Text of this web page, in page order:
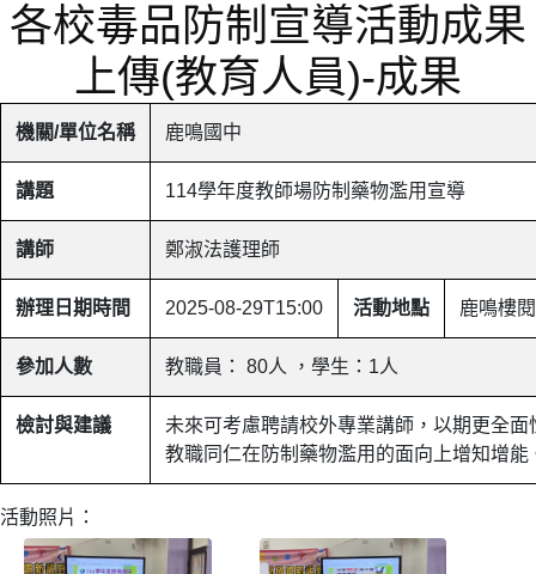
各校毒品防制宣導活動成果
上傳(教育人員)-成果
機關/單位名稱 鹿鳴國中
講題 114學年度教師場防制藥物濫用宣導
講師 鄭淑法護理師
辦理日期時間 2025-08-29T15:00 活動地點 鹿鳴樓
參加人數 教職員： 80人 ，學生：1人
檢討與建議
未來可考慮聘請校外專業講師，以期更全面
教職同仁在防制藥物濫用的面向上增知增能
活動照片：